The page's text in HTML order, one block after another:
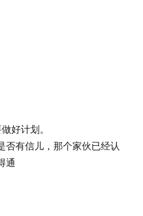
好计划。
否有信儿，那个家伙已经认
通